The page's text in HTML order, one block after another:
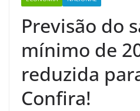
Previsão do
mínimo de
reduzida
Confira!